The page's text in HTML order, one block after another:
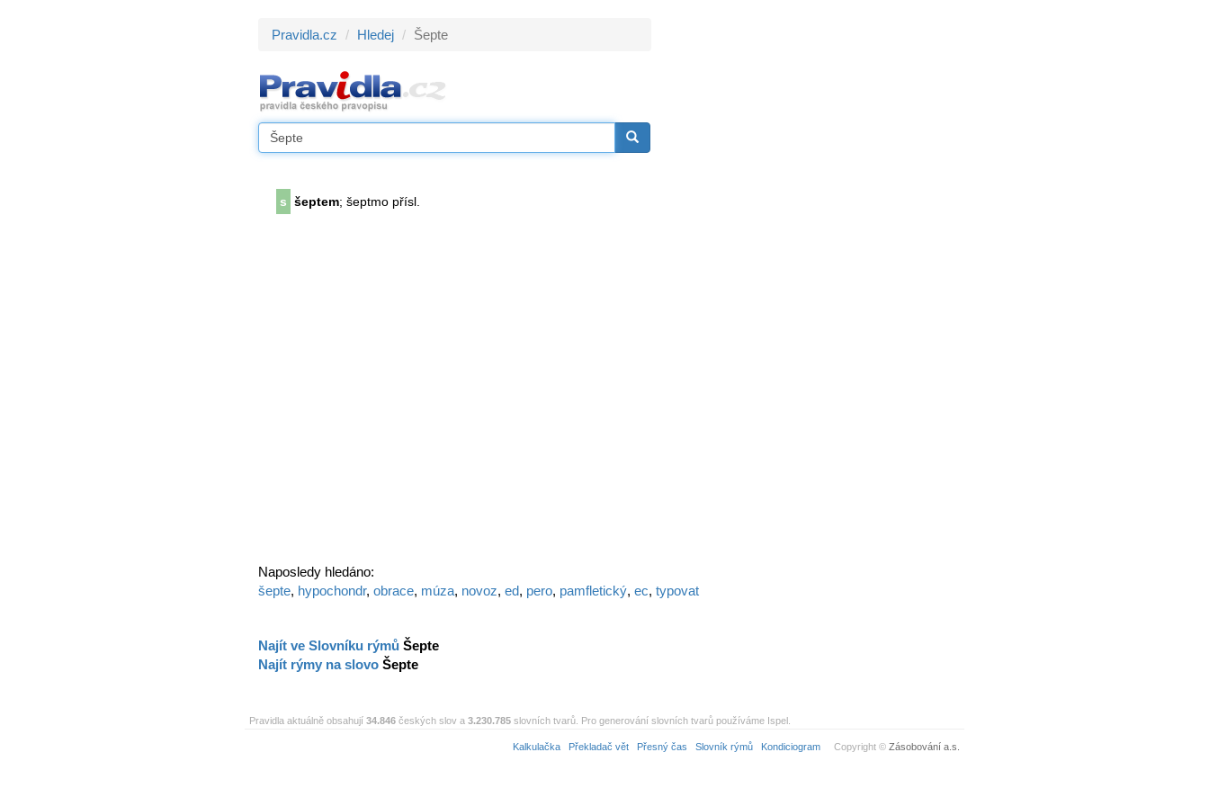
Pravidla.cz Hledej Šepte
s šeptem; šeptmo přísl.
Naposledy hledáno:
šepte, hypochondr, obrace, múza, novoz, ed, pero, pamfletický, ec, typovat
Najít ve Slovníku rýmů Šepte
Najít rýmy na slovo Šepte
Pravidla aktuálně obsahují 34.846 českých slov a 3.230.785 slovních tvarů. Pro generování slovních tvarů používáme Ispel.
Kalkulačka Překladač vět Přesný čas Slovník rýmů Kondiciogram Copyright © Zásobování a.s.